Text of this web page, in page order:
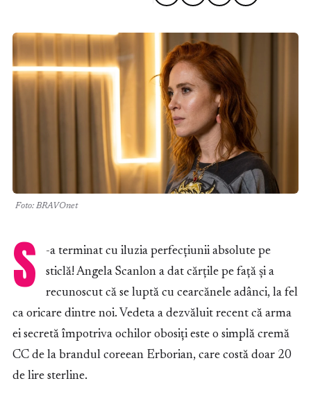
Foto: BRAVOnet
S
-a terminat cu iluzia perfecțiunii absolute pe
sticlă! Angela Scanlon a dat cărțile pe față și a
recunoscut că se luptă cu cearcănele adânci, la fel
ca oricare dintre noi. Vedeta a dezvăluit recent că arma
ei secretă împotriva ochilor obosiți este o simplă cremă
CC de la brandul coreean Erborian, care costă doar 20
de lire sterline.